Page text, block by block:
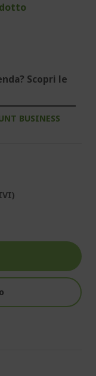
Scopri le
BUSINESS